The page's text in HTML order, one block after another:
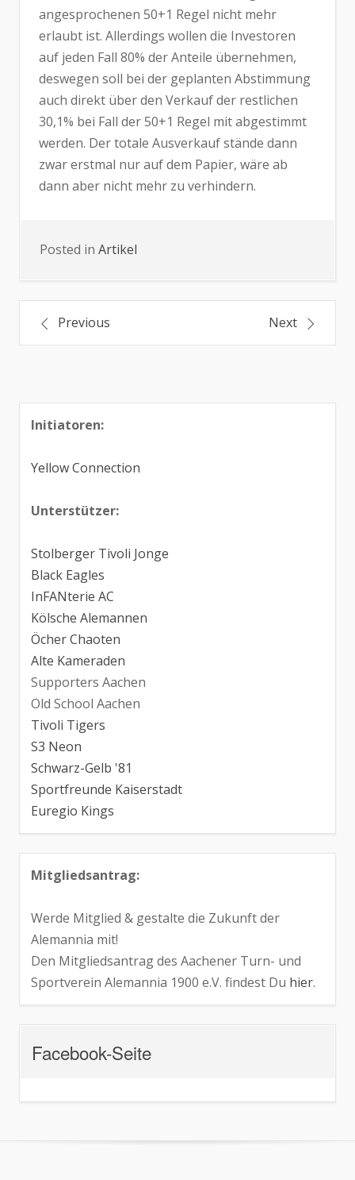
angesprochenen 50+1 Regel nicht mehr
erlaubt ist. Allerdings wollen die Investoren
auf jeden Fall 80% der Anteile übernehmen,
deswegen soll bei der geplanten Abstimmung
auch direkt über den Verkauf der restlichen
30,1% bei Fall der 50+1 Regel mit abgestimmt
werden. Der totale Ausverkauf stände dann
zwar erstmal nur auf dem Papier, wäre ab
dann aber nicht mehr zu verhindern.
Posted in Artikel
Beitrags-
Previous Next
Initiatoren:
Yellow Connection
Unterstützer:
Stolberger Tivoli Jonge
Black Eagles
InFANterie AC
Kölsche Alemannen
Öcher Chaoten
Alte Kameraden
Supporters Aachen
Old School Aachen
Tivoli Tigers
S3 Neon
Schwarz-Gelb '81
Sportfreunde Kaiserstadt
Euregio Kings
Mitgliedsantrag:
Werde Mitglied & gestalte die Zukunft der
Alemannia mit!
Den Mitgliedsantrag des Aachener Turn- und
Sportverein Alemannia 1900 e.V. findest Du hier.
Facebook-Seite